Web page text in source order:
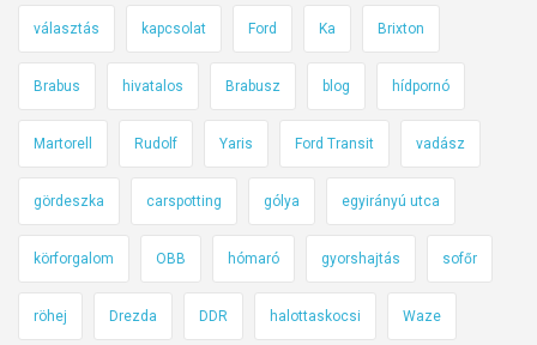
á
a
k
ö
n
e
z
i
m
é
g
e
m
l
á
választás kapcsolat Ford Ka Brixton
Brabus hivatalos Brabusz blog hídpornó
Martorell Rudolf Yaris Ford Transit vadász
gördeszka carspotting gólya egyirányú utca
körforgalom OBB hómaró gyorshajtás sofőr
röhej Drezda DDR halottaskocsi Waze